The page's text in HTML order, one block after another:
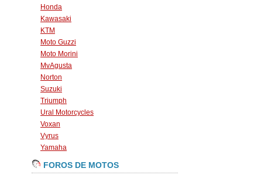
Honda
Kawasaki
KTM
Moto Guzzi
Moto Morini
MvAgusta
Norton
Suzuki
Triumph
Ural Motorcycles
Voxan
Vyrus
Yamaha
FOROS DE MOTOS